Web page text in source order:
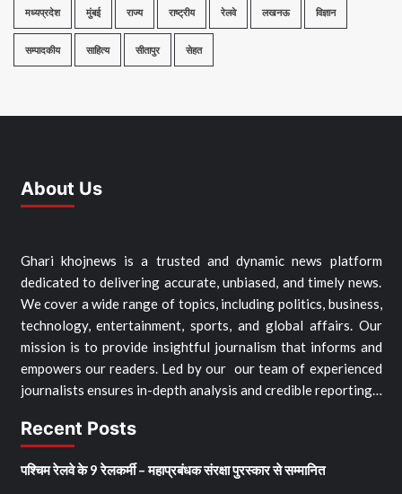
मध्यप्रदेश मुंबई राज्य राष्ट्रीय रेलवे लखनऊ विज्ञान
सम्पादकीय साहित्य सीतापुर सेहत
About Us
Ghari khojnews is a trusted and dynamic news platform
dedicated to delivering accurate, unbiased, and timely news.
We cover a wide range of topics, including politics, business,
technology, entertainment, sports, and global affairs. Our
mission is to provide insightful journalism that informs and
empowers our readers. Led by our our team of experienced
journalists ensures in-depth analysis and credible reporting…
Recent Posts
पश्चिम रेलवे के 9 रेलकर्मी – महाप्रबंधक संरक्षा पुरस्कार से सम्मानित